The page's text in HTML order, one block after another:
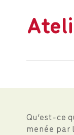
Qu’est-ce
menée par